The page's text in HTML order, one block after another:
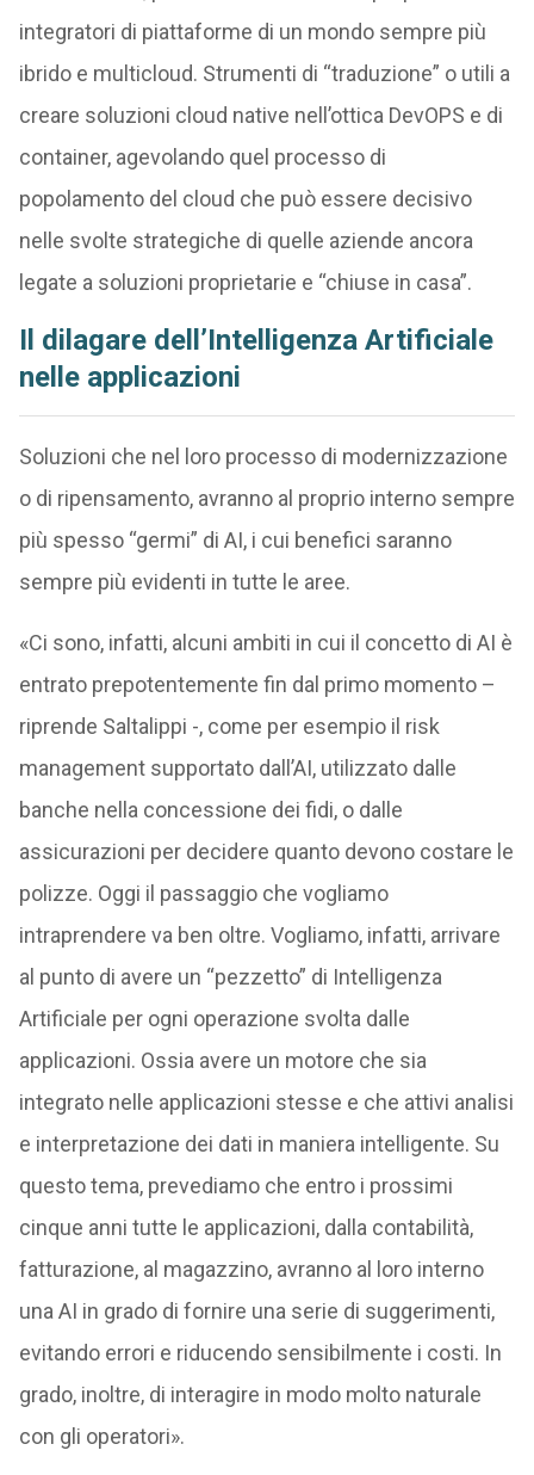
integratori di piattaforme di un mondo sempre più
ibrido e multicloud. Strumenti di “traduzione” o utili a
creare soluzioni cloud native nell’ottica DevOPS e di
container, agevolando quel processo di
popolamento del cloud che può essere decisivo
nelle svolte strategiche di quelle aziende ancora
legate a soluzioni proprietarie e “chiuse in casa”.
Il dilagare dell’Intelligenza Artificiale
nelle applicazioni
Soluzioni che nel loro processo di modernizzazione
o di ripensamento, avranno al proprio interno sempre
più spesso “germi” di AI, i cui benefici saranno
sempre più evidenti in tutte le aree.
«Ci sono, infatti, alcuni ambiti in cui il concetto di AI è
entrato prepotentemente fin dal primo momento –
riprende Saltalippi -, come per esempio il risk
management supportato dall’AI, utilizzato dalle
banche nella concessione dei fidi, o dalle
assicurazioni per decidere quanto devono costare le
polizze. Oggi il passaggio che vogliamo
intraprendere va ben oltre. Vogliamo, infatti, arrivare
al punto di avere un “pezzetto” di Intelligenza
Artificiale per ogni operazione svolta dalle
applicazioni. Ossia avere un motore che sia
integrato nelle applicazioni stesse e che attivi analisi
e interpretazione dei dati in maniera intelligente. Su
questo tema, prevediamo che entro i prossimi
cinque anni tutte le applicazioni, dalla contabilità,
fatturazione, al magazzino, avranno al loro interno
una AI in grado di fornire una serie di suggerimenti,
evitando errori e riducendo sensibilmente i costi. In
grado, inoltre, di interagire in modo molto naturale
con gli operatori».